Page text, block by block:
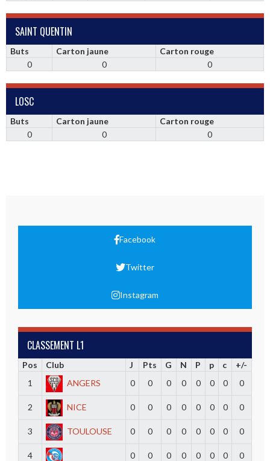
SAINT QUENTIN
Buts Carton jaune
Carton rouge
0
0 0
LOSC
Buts Carton jaune
Carton rouge
0
0 0
Facebook
Twitter
Instagram
CLASSEMENT L1
Pos Club J Pts G N P p c
+/-
1
ANGERS 0 0 0 0 0 0 0 0
2 NICE 0 0 0 0 0 0 0 0
3 TOULOUSE 0 0 0 0 0 0 0 0
4
0 0 0 0 0 0 0 0